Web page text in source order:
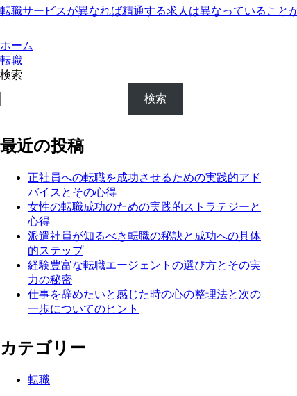
転職サービスが異なれば精通する求人は異なっていること
ホーム
転職
検索
検索
最近の投稿
正社員への転職を成功させるための実践的アド
バイスとその心得
女性の転職成功のための実践的ストラテジーと
心得
派遣社員が知るべき転職の秘訣と成功への具体
的ステップ
経験豊富な転職エージェントの選び方とその実
力の秘密
仕事を辞めたいと感じた時の心の整理法と次の
一歩についてのヒント
カテゴリー
転職